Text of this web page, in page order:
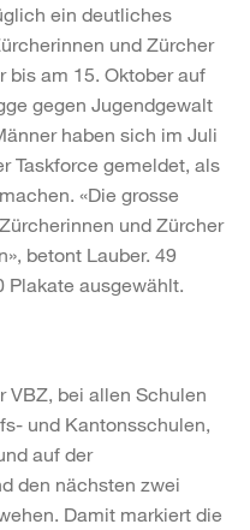
ein deutliches
und Zürcher
bis am 15. Oktober auf
gegen Jugendgewalt
haben sich im Juli
Taskforce gemeldet, als
«Die grosse
und Zürcher
betont Lauber. 49
Plakate ausgewählt.
VBZ, bei allen Schulen
und Kantonsschulen,
auf der
den nächsten zwei
Damit markiert die